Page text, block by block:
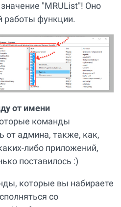
"MRUList"! Оно
работы функции.
от имени
команды
от админа, также, как,
либо приложений,
поставилось :)
которые вы набираете
со